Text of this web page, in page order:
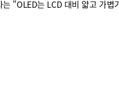
"OLED는 LCD 대비 얇고 가